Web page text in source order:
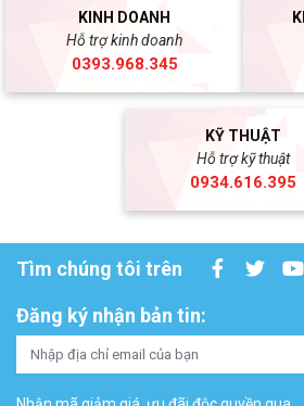
KINH DOANH
Hỗ trợ kinh doanh
0393.968.345
KỸ THUẬT
Hỗ trợ kỹ thuật
0934.616.395
Tìm chúng tôi trên
Đăng ký nhận bản tin: